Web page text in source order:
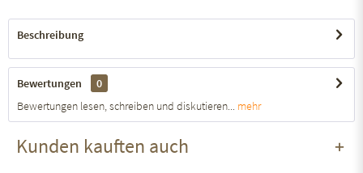
Beschreibung
Bewertungen
0
Bewertungen lesen, schreiben und diskutieren... mehr
Kunden kauften auch